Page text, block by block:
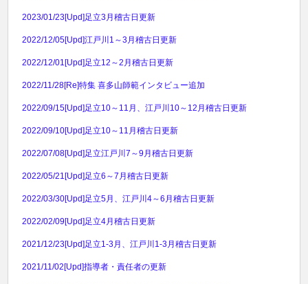
2023/01/23[Upd]足立3月稽古日更新
2022/12/05[Upd]江戸川1～3月稽古日更新
2022/12/01 [Upd]足立12～2月稽古日更新
2022/11/28[Re]特集 喜多山師範インタビュー追加
2022/09/15[Upd]足立10～11月、江戸川10～12月稽古日更新
2022/09/10[Upd]足立10～11月稽古日更新
2022/07/08[Upd]足立江戸川7～9月稽古日更新
2022/05/21 [Upd]足立6～7月稽古日更新
2022/03/30[Upd]足立5月、江戸川4～6月稽古日更新
2022/02/09[Upd]足立4月稽古日更新
2021/12/23[Upd]足立1-3月、江戸川1-3月稽古日更新
2021/11/02 [Upd]指導者・責任者の更新